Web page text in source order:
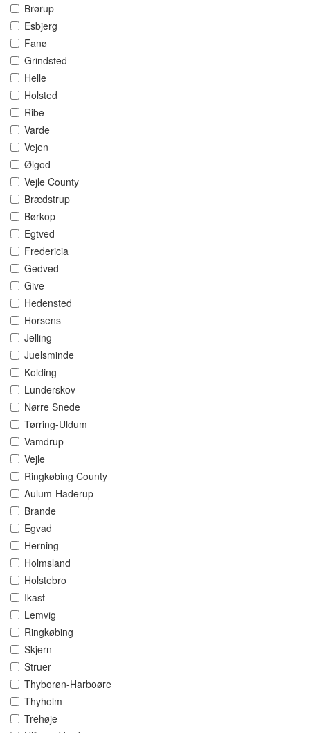
Brørup
Esbjerg
Fanø
Grindsted
Helle
Holsted
Ribe
Varde
Vejen
Ølgod
Vejle County
Brædstrup
Børkop
Egtved
Fredericia
Gedved
Give
Hedensted
Horsens
Jelling
Juelsminde
Kolding
Lunderskov
Nørre Snede
Tørring-Uldum
Vamdrup
Vejle
Ringkøbing County
Aulum-Haderup
Brande
Egvad
Herning
Holmsland
Holstebro
Ikast
Lemvig
Ringkøbing
Skjern
Struer
Thyborøn-Harboøre
Thyholm
Trehøje